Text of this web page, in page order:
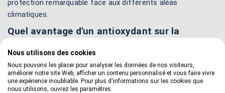
protection remarquable face aux différents aléas
climatiques.
Quel avantage d'un antioxydant sur la
L'avantage d'un antioxydant reste avant tout de renforcer la
durabilité du bois face aux sollicitations extérieures.
Néanmoins, sa tenue dans la durée dépend fortement de la
Nous utilisons des cookies
Nous pouvons les placer pour analyser les données de nos visiteurs,
améliorer notre site Web, afficher un contenu personnalisé et vous faire vivre
une expérience inoubliable. Pour plus d'informations sur les cookies que
nous utilisons, ouvrez les paramètres.